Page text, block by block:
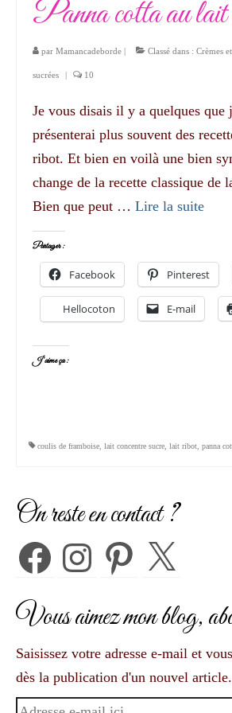
Panna cotta au
par Mamancadeborde | Classé dans : Crèmes
sucrées | 10
Je vous disais il y a quelques que
présenterai plus souvent des
ribot. Et bien en voilà une bien
change de la recette classique de
Bien que peut … Lire la suite­­
Partager :
Facebook Pinterest
Hellocoton E-mail
J’aime ça :
coulis de framboise lait concentre sucre lait ribot panna
On reste en contact ?
FacebookInstagramPinterest X
Vous aimez mon blog,
Saisissez votre adresse e-mail et
dès la publication d'un nouvel article.
Adresse